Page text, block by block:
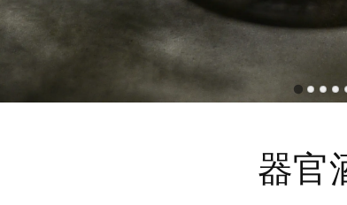
器官